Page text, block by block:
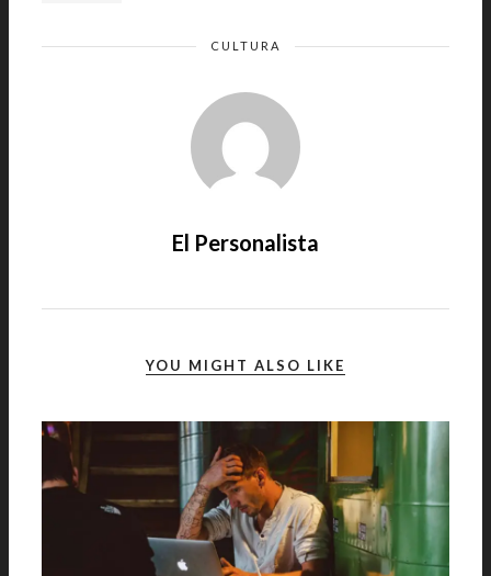
CULTURA
El Personalista
YOU MIGHT ALSO LIKE